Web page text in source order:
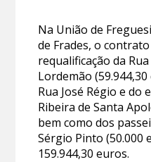
Na União de
de Frades, o
requalificação da
Lordemão
Rua José Régio e do
Ribeira de Santa
bem como dos
Sérgio Pinto (50.000
159.944,30 euros.